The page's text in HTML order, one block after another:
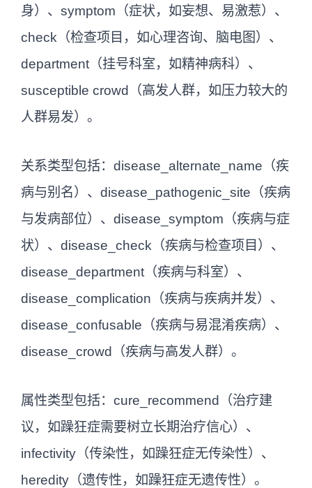
身）、symptom（症状，如妄想、易激惹）、
check（检查项目，如心理咨询、脑电图）、
department（挂号科室，如精神病科）、
susceptible crowd（高发人群，如压力较大的
人群易发）。
关系类型包括：disease_alternate_name（疾
病与别名）、disease_pathogenic_site（疾病
与发病部位）、disease_symptom（疾病与症
状）、disease_check（疾病与检查项目）、
disease_department（疾病与科室）、
disease_complication（疾病与疾病并发）、
disease_confusable（疾病与易混淆疾病）、
disease_crowd（疾病与高发人群）。
属性类型包括：cure_recommend（治疗建
议，如躁狂症需要树立长期治疗信心）、
infectivity（传染性，如躁狂症无传染性）、
heredity（遗传性，如躁狂症无遗传性）。